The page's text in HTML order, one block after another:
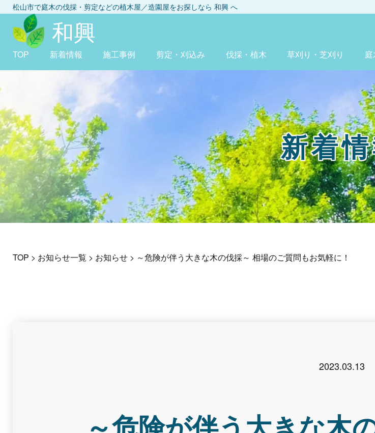
松山市で庭木の伐採・剪定などの植木屋／造園屋をお探しなら 和興 へ
和興
TOP
新着情報 施工事例 剪定・刈込み 伐採・植木 草刈り・芝刈り
新着
TOP > お知らせ一覧 > お知らせ > ～危険が伴う大きな木の伐採～ 相場のご質問もお気軽に！
2023.03.13